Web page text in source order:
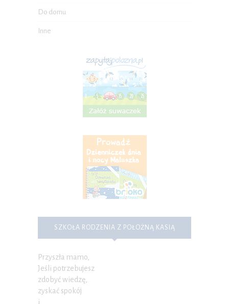
Do domu
Inne
SZKOŁA RODZENIA Z POŁOŻNĄ KASIĄ
Przyszła mamo,
Jeśli potrzebujesz
zdobyć wiedzę,
zyskać spokój
i